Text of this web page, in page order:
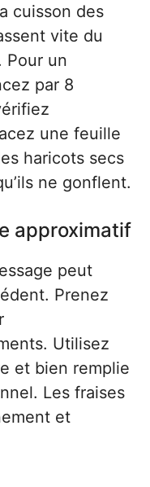
cuisson des
vite du
Pour un
par 8
une feuille
haricots secs
ne gonflent.
approximatif
peut
Prenez
Utilisez
et bien remplie
Les fraises
et